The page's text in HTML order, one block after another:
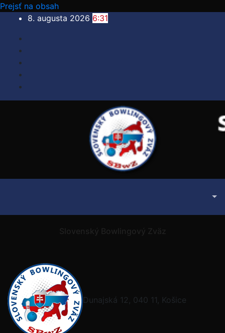
Prejsť na obsah
8. augusta 2026 6:31
Slovenský Bowlingový Zväz
Dunajská 12, 040 11, Košice